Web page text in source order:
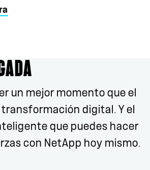
un mejor momento que el
digital. Y el
que puedes hacer
con NetApp hoy mismo.